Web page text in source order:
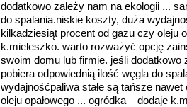
dodatkowo zależy nam na ekologii ...
do spalania.niskie koszty, duża
kilkadziesiąt procent od gazu czy oleju
k.mieleszko. warto rozważyć opcję
swoim domu lub firmie. jeśli dodatkowo
pobiera odpowiednią ilość węgla do
wydajnośćpaliwa stałe są tańsze
oleju opałowego ... ogródka – dodaje